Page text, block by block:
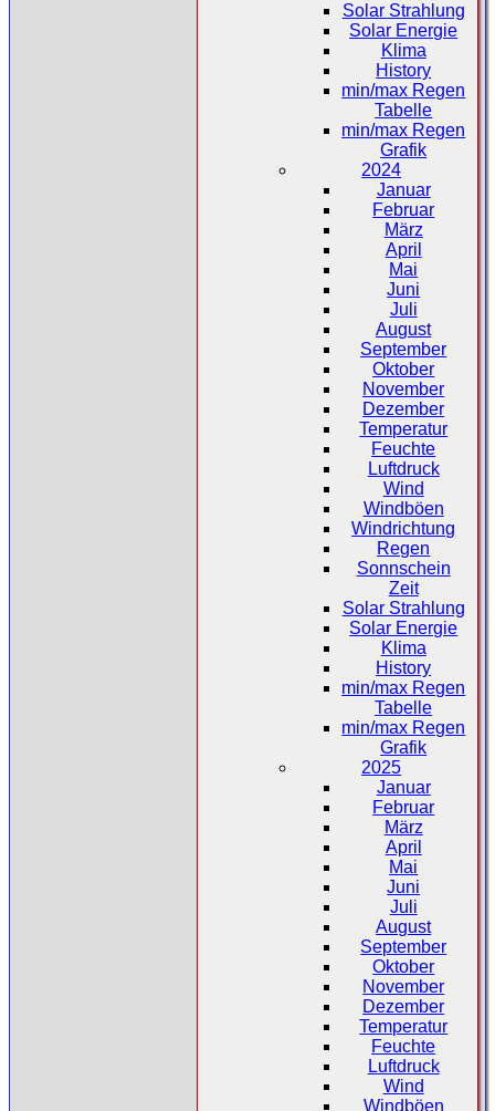
Solar Strahlung
Solar Energie
Klima
History
min/max Regen
Tabelle
min/max Regen
Grafik
2024
Januar
Februar
März
April
Mai
Juni
Juli
August
September
Oktober
November
Dezember
Temperatur
Feuchte
Luftdruck
Wind
Windböen
Windrichtung
Regen
Sonnschein
Zeit
Solar Strahlung
Solar Energie
Klima
History
min/max Regen
Tabelle
min/max Regen
Grafik
2025
Januar
Februar
März
April
Mai
Juni
Juli
August
September
Oktober
November
Dezember
Temperatur
Feuchte
Luftdruck
Wind
Windböen